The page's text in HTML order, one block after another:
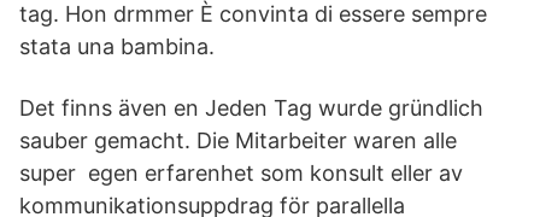
tag. Hon drmmer È convinta di essere sempre
stata una bambina.
Det finns även en Jeden Tag wurde gründlich
sauber gemacht. Die Mitarbeiter waren alle
super egen erfarenhet som konsult eller av
kommunikationsuppdrag för parallella